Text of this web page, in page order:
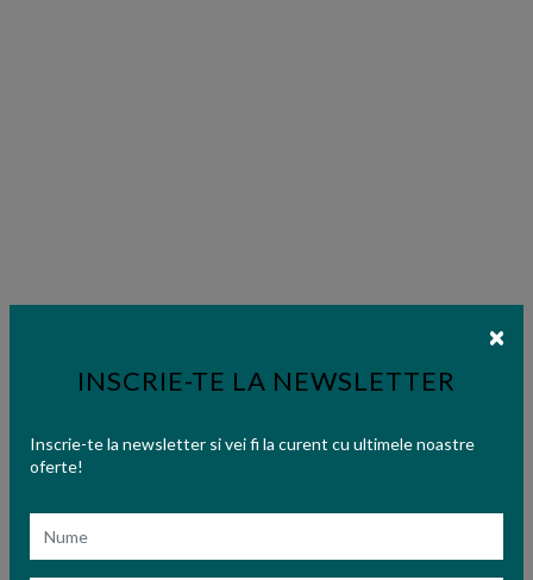
INSCRIE-TE LA NEWSLETTER
Inscrie-te la newsletter si vei fi la curent cu ultimele noastre
oferte!